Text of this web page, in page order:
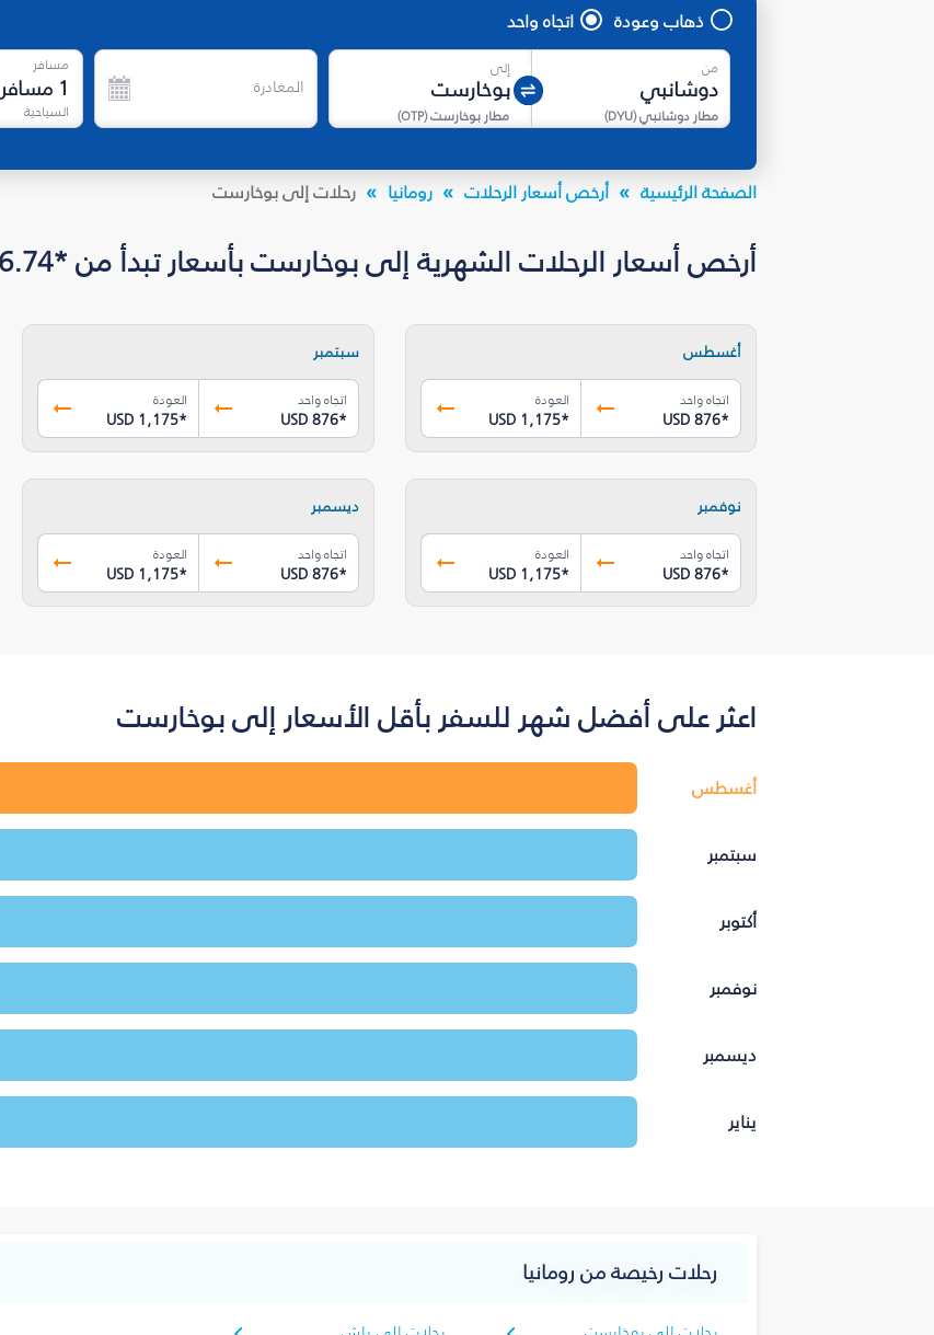
ذهاب وعودة اتجاه واحد
من
مطار دوشانبي(
DYU
)
إلى
مطار بوخارست(
OTP
)
المغادرة
مسافر
1 مسافر
السياحية
الصفحة الرئيسية أرخص أسعار الرحلات رومانيا رحلات إلى بوخارست
أرخص أسعار الرحلات الشهرية إلى بوخارست بأسعار تبدأ من *USD 876.74
أغسطس
اتجاه واحد
USD 876*
العودة
USD 1,175*
سبتمبر
اتجاه واحد
USD 876*
العودة
USD 1,175*
نوفمبر
اتجاه واحد
USD 876*
العودة
USD 1,175*
ديسمبر
اتجاه واحد
USD 876*
العودة
USD 1,175*
اعثر على أفضل شهر للسفر بأقل الأسعار إلى بوخارست
أغسطس
سبتمبر
أكتوبر
نوفمبر
ديسمبر
يناير
رحلات رخيصة من رومانيا